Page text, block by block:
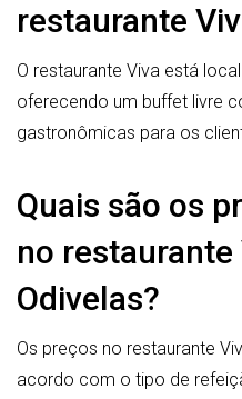
restaurante
O restaurante Viva está
oferecendo um buffet livre
gastronômicas para os
Quais são os
no restaurante
Odivelas?
Os preços no restaurante
acordo com o tipo de